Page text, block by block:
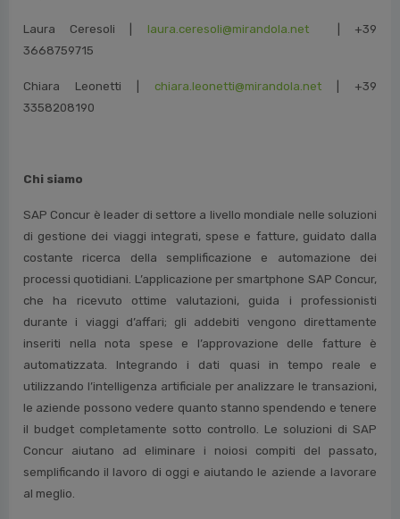
Laura Ceresoli | laura.ceresoli@mirandola.net
| +39
3668759715
Chiara Leonetti | chiara.leonetti@mirandola.net | +39
3358208190
Chi siamo
SAP Concur è leader di settore a livello mondiale nelle soluzioni
di gestione dei viaggi integrati, spese e fatture, guidato dalla
costante ricerca della semplificazione e automazione dei
processi quotidiani. L’applicazione per smartphone SAP Concur,
che ha ricevuto ottime valutazioni, guida i professionisti
durante i viaggi d’affari; gli addebiti vengono direttamente
inseriti nella nota spese e l’approvazione delle fatture è
automatizzata. Integrando i dati quasi in tempo reale e
utilizzando l’intelligenza artificiale per analizzare le transazioni,
le aziende possono vedere quanto stanno spendendo e tenere
il budget completamente sotto controllo. Le soluzioni di SAP
Concur aiutano ad eliminare i noiosi compiti del passato,
semplificando il lavoro di oggi e aiutando le aziende a lavorare
al meglio.